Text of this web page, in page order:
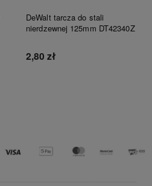
DeWalt tarcza do stali
nierdzewnej 125mm DT42340Z
2,80 zł